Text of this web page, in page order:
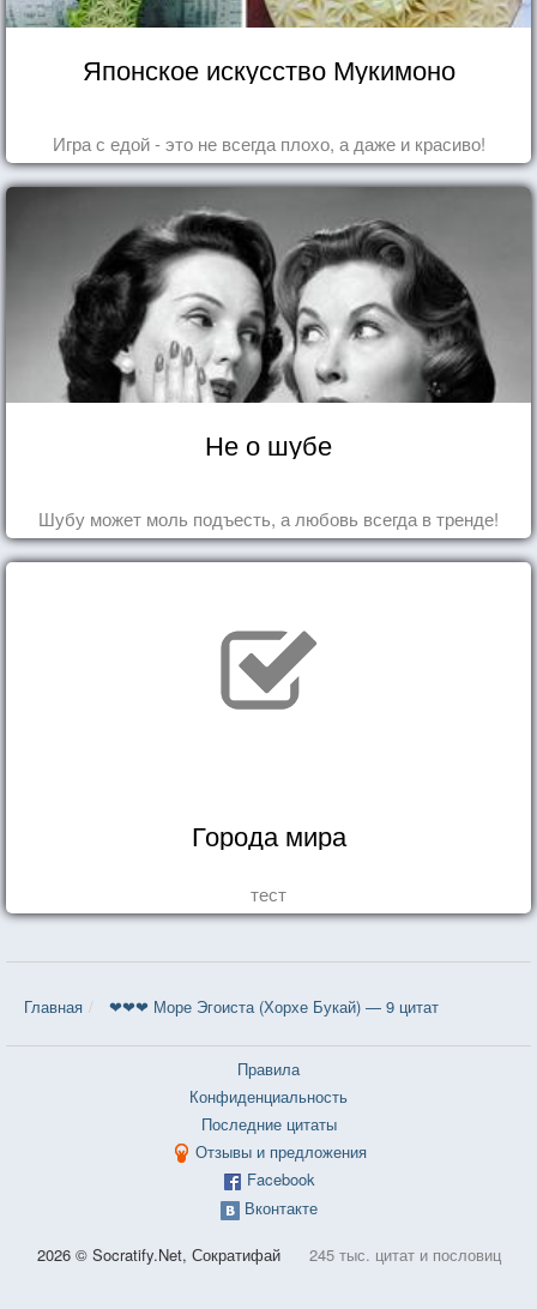
Японское искусство Мукимоно
Игра с едой - это не всегда плохо, а даже и красиво!
Не о шубе
Шубу может моль подъесть, а любовь всегда в тренде!
Города мира
тест
Главная ❤❤❤ Море Эгоиста (Хорхе Букай) — 9 цитат
Правила
Конфиденциальность
Последние цитаты
Отзывы и предложения
Facebook
Вконтакте
2026 © Socratify.Net, Сократифай 245 тыс. цитат и пословиц